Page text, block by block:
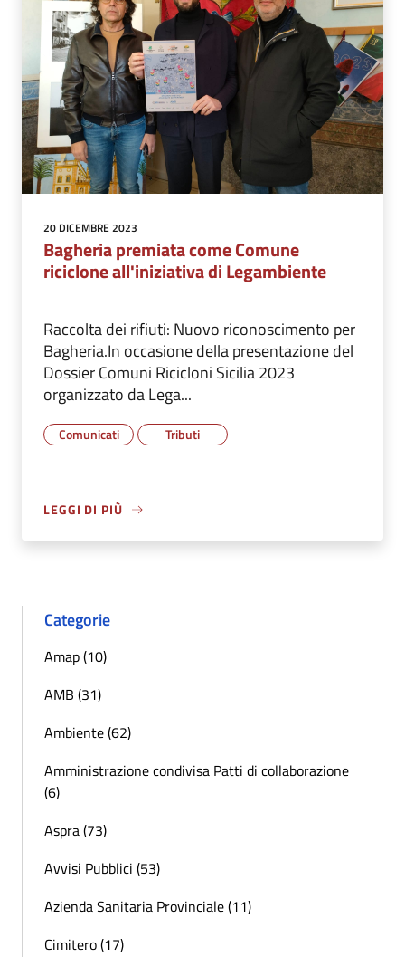
20 DICEMBRE 2023
Bagheria premiata come Comune
riciclone all'iniziativa di Legambiente
Raccolta dei rifiuti: Nuovo riconoscimento per
Bagheria.In occasione della presentazione del
Dossier Comuni Ricicloni Sicilia 2023
organizzato da Lega...
Comunicati Tributi
LEGGI DI PIÙ
Categorie
Amap (10)
AMB (31)
Ambiente (62)
Amministrazione condivisa Patti di collaborazione
(6)
Aspra (73)
Avvisi Pubblici (53)
Azienda Sanitaria Provinciale (11)
Cimitero (17)